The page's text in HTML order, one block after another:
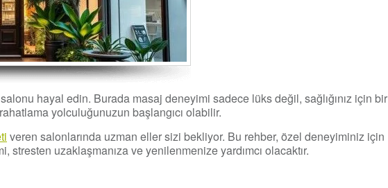
hayal edin. Burada masaj deneyimi sadece lüks değil, sağlığınız için bir
yolculuğunuzun başlangıcı olabilir.
veren salonlarında uzman eller sizi bekliyor. Bu rehber, özel deneyiminiz için
uzaklaşmanıza ve yenilenmenize yardımcı olacaktır.